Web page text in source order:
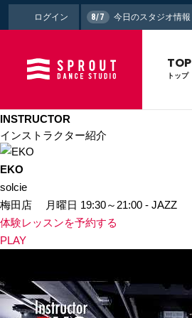
TOP
トップ
ログイン 8/7 今日のスタジオ情報
INSTRUCTOR
インストラクター紹介
EKO
solcie
梅田店
月曜日 19:30～21:00 - JAZZ
体験レッスンを予約する
PLAY